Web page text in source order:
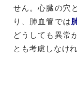
せん。心臓の穴
り、肺血管では
どうしても異常
とも考慮しなけ